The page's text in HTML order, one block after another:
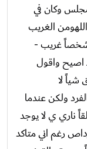
وكان في
الغريب
غريب -
اصيح واقول
شياً لا
ولكن عندما
ناري ي لا يوجد
رغم اني متاكد